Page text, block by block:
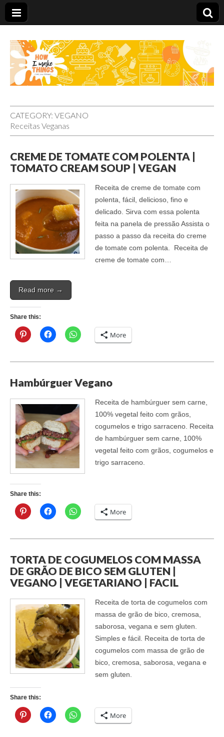
Carolina Stefano
CATEGORY: VEGANO
Receitas Veganas
CREME DE TOMATE COM POLENTA |
TOMATO CREAM SOUP | VEGAN
Receita de creme de tomate com
polenta, fácil, delicioso, fino e
delicado. Sirva com essa polenta
feita na panela de pressão Assista o
passo a passo da receita do creme
de tomate com polenta. Receita de
creme de tomate com…
Read more →
Share this:
More
Hambúrguer Vegano
Receita de hambúrguer sem carne,
100% vegetal feito com grãos,
cogumelos e trigo sarraceno. Receita
de hambúrguer sem carne, 100%
vegetal feito com grãos, cogumelos e
trigo sarraceno.
Share this:
More
TORTA DE COGUMELOS COM MASSA
DE GRÃO DE BICO SEM GLUTEN |
VEGANO | VEGETARIANO | FACIL
Receita de torta de cogumelos com
massa de grão de bico, cremosa,
saborosa, vegana e sem gluten.
Simples e fácil. Receita de torta de
cogumelos com massa de grão de
bico, cremosa, saborosa, vegana e
sem gluten.
Share this:
More